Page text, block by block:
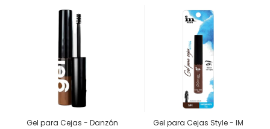
Gel para Cejas - Danzón
Gel para Cejas Style - IM